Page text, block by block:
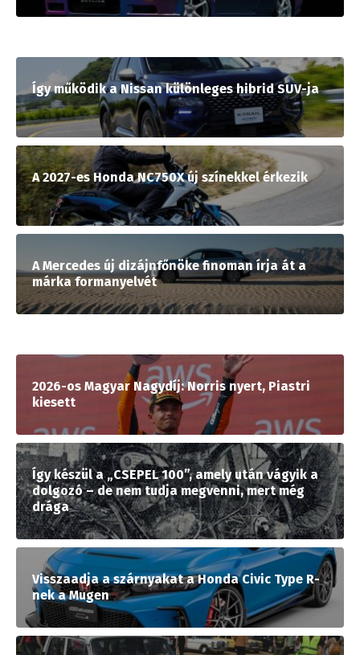
Így működik a Nissan különleges hibrid SUV-ja
A 2027-es Honda NC750X új színekkel érkezik
A Mercedes új dizájnfőnöke finoman írja át a
márka formanyelvét
2026-os Magyar Nagydíj: Norris nyert, Piastri
kiesett
Így készül a „CSEPEL 100”, amely után vágyik a
dolgozó – de nem tudja megvenni, mert még
drága
Visszaadja a szárnyakat a Honda Civic Type R-
nek a Mugen